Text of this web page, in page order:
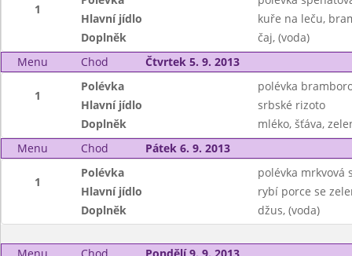
1
Hlavní jídlo
kuře na leču,
Doplněk
čaj, (voda)
Menu
Chod Čtvrtek 5. 9. 2013
1
Polévka
polévka
Hlavní jídlo
srbské rizoto
Doplněk
mléko, šťáva,
Menu
Chod Pátek 6. 9. 2013
1
Polévka
polévka mrkvová
Hlavní jídlo
rybí porce se
Doplněk
džus, (voda)